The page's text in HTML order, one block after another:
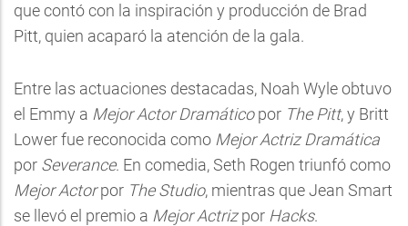
que contó con la inspiración y producción de Brad
Pitt, quien acaparó la atención de la gala.
Entre las actuaciones destacadas, Noah Wyle obtuvo
el Emmy a Mejor Actor Dramáticopor The Pitt, y Britt
Lower fue reconocida como Mejor Actriz Dramática
por Severance. En comedia, Seth Rogen triunfó como
Mejor Actorpor The Studio, mientras que Jean Smart
se llevó el premio a Mejor Actrizpor Hacks.